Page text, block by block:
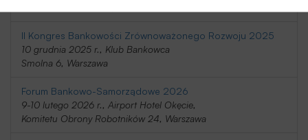
II Kongres Bankowości Zrównoważonego Rozwoju 2025
10 grudnia 2025 r., Klub Bankowca
Smolna 6, Warszawa
Forum Bankowo-Samorządowe 2026
9-10 lutego 2026 r., Airport Hotel Okęcie,
Komitetu Obrony Robotników 24, Warszawa